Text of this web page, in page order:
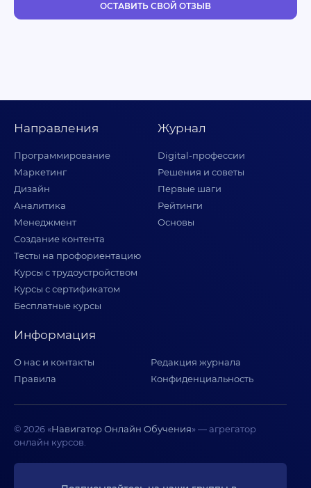
ОСТАВИТЬ СВОЙ ОТЗЫВ
Направления
Программирование
Маркетинг
Дизайн
Аналитика
Менеджмент
Создание контента
Тесты на профориентацию
Курсы с трудоустройством
Курсы с сертификатом
Бесплатные курсы
Журнал
Digital-профессии
Решения и советы
Первые шаги
Рейтинги
Основы
Информация
О нас и контакты
Редакция журнала
Правила
Конфиденциальность
© 2026 «Навигатор Онлайн Обучения» — агрегатор
онлайн курсов.